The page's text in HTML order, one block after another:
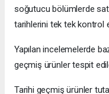
soğutucu bölümlerde
tarihlerini tek tek kontrol
Yapılan incelemelerde
geçmiş ürünler tespit
Tarihi geçmiş ürünler